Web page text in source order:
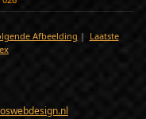
Afbeelding | Laatste